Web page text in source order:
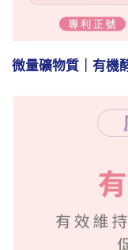
微量礦物質｜有機